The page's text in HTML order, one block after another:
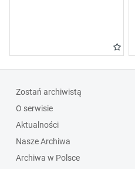
Zostań archiwistą
O serwisie
Aktualności
Nasze Archiwa
Archiwa w Polsce